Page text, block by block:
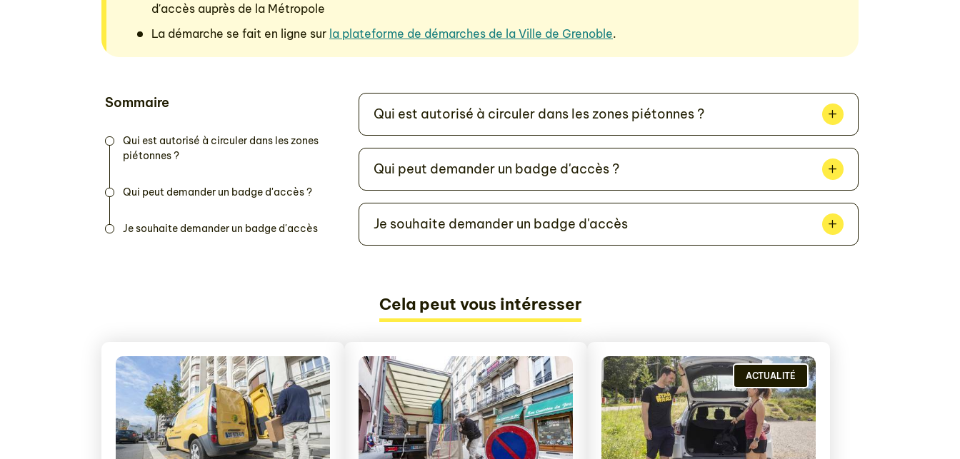
d'accès auprès de la Métropole
La démarche se fait en ligne sur la plateforme de démarches de la Ville de Grenoble.
Sommaire
Qui est autorisé à circuler dans les zones
piétonnes ?
Qui peut demander un badge d'accès ?
Je souhaite demander un badge d'accès
Qui est autorisé à circuler dans les zones piétonnes ?
Qui peut demander un badge d'accès ?
Je souhaite demander un badge d'accès
Cela peut vous intéresser
ACTUALITÉ